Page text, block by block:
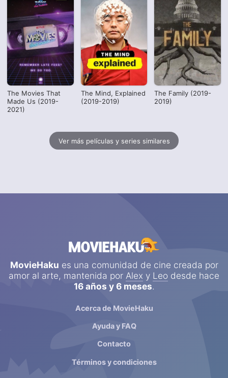
The Movies That
Made Us (2019-
2021)
The Mind, Explained
(2019-2019)
The Family (2019-
2019)
Ver más películas y series similares
MovieHaku es una comunidad de cine creada por
amor al arte, mantenida por Alex y Leo desde hace
16 años y 6 meses.
Acerca de MovieHaku
Ayuda y FAQ
Contacto
Términos y condiciones